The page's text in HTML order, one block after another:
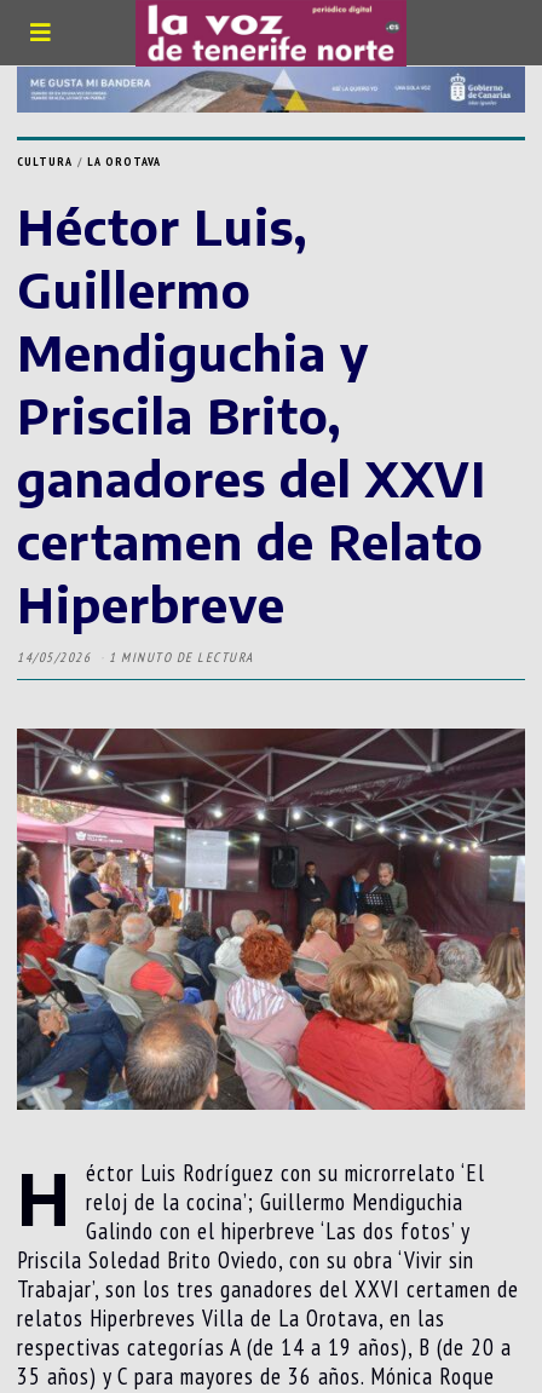
CULTURA / LA OROTAVA
Héctor Luis,
Guillermo
Mendiguchia y
Priscila Brito,
ganadores del XXVI
certamen de Relato
Hiperbreve
14/05/2026 1 MINUTO DE LECTURA
H
éctor Luis Rodríguez con su microrrelato ‘El
reloj de la cocina’; Guillermo Mendiguchia
Galindo con el hiperbreve ‘Las dos fotos’ y
Priscila Soledad Brito Oviedo, con su obra ‘Vivir sin
Trabajar’, son los tres ganadores del XXVI certamen de
relatos Hiperbreves Villa de La Orotava, en las
respectivas categorías A (de 14 a 19 años), B (de 20 a
35 años) y C para mayores de 36 años. Mónica Roque